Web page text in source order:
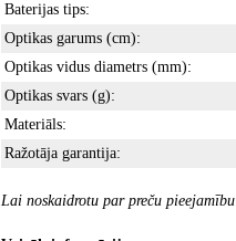
Baterijas tips:
Optikas garums (cm):
Optikas vidus diametrs (mm):
Optikas svars (g):
Materiāls:
Ražotāja garantija:
Lai noskaidrotu par preču